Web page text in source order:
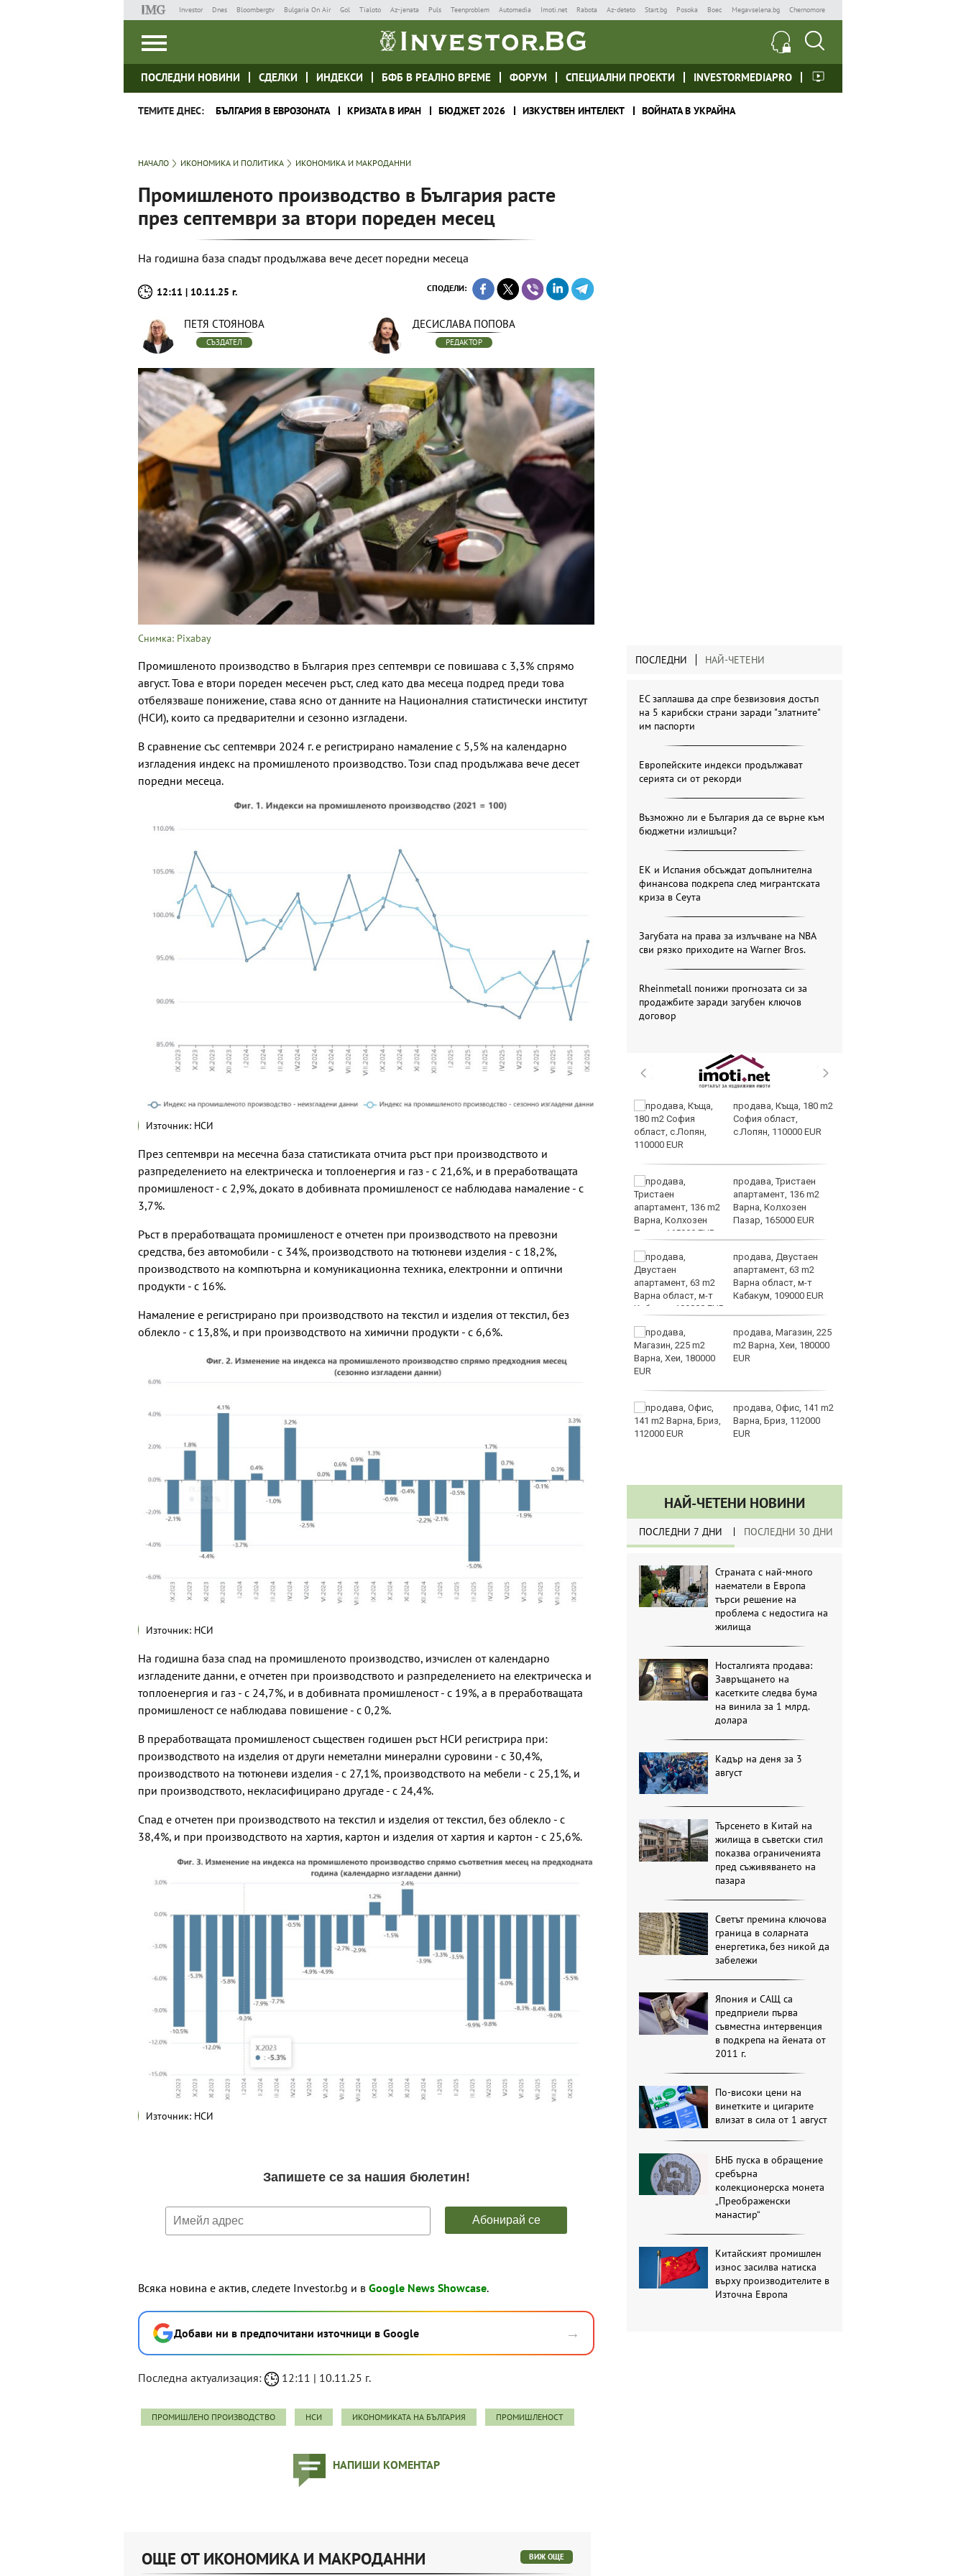
Investor Dnes Bloombergtv Bulgaria On Air Gol Tialoto Az-jenata Puls Teenproblem Automedia Imoti.net Rabota Az-deteto Start.bg Posoka Boec Megavselena.bg Chernomore
ПОСЛЕДНИ НОВИНИ СДЕЛКИ ИНДЕКСИ БФБ В РЕАЛНО ВРЕМЕ ФОРУМ СПЕЦИАЛНИ ПРОЕКТИ INVESTORMEDIAPRO
ТЕМИТЕ ДНЕС: БЪЛГАРИЯ В ЕВРОЗОНАТА КРИЗАТА В ИРАН БЮДЖЕТ 2026 ИЗКУСТВЕН ИНТЕЛЕКТ ВОЙНАТА В УКРАЙНА
НАЧАЛО ИКОНОМИКА И ПОЛИТИКА ИКОНОМИКА И МАКРОДАННИ
Промишленото производство в България расте
през септември за втори пореден месец
На годишна база спадът продължава вече десет поредни месеца
12:11 | 10.11.25 г. СПОДЕЛИ:
ПЕТЯ СТОЯНОВА
СЪЗДАТЕЛ
ДЕСИСЛАВА ПОПОВА
РЕДАКТОР
Снимка: Pixabay
Промишленото производство в България през септември се повишава с 3,3% спрямо
август. Това е втори пореден месечен ръст, след като два месеца подред преди това
отбелязваше понижение, става ясно от данните на Националния статистически институт
(НСИ), които са предварителни и сезонно изгладени.
В сравнение със септември 2024 г. е регистрирано намаление с 5,5% на календарно
изгладения индекс на промишленото производство. Този спад продължава вече десет
поредни месеца.
Източник: НСИ
През септември на месечна база статистиката отчита ръст при производството и
разпределението на електрическа и топлоенергия и газ - с 21,6%, и в преработващата
промишленост - с 2,9%, докато в добивната промишленост се наблюдава намаление - с
3,7%.
Ръст в преработващата промишленост е отчетен при производството на превозни
средства, без автомобили - с 34%, производството на тютюневи изделия - с 18,2%,
производството на компютърна и комуникационна техника, електронни и оптични
продукти - с 16%.
Намаление е регистрирано при производството на текстил и изделия от текстил, без
облекло - с 13,8%, и при производството на химични продукти - с 6,6%.
Източник: НСИ
На годишна база спад на промишленото производство, изчислен от календарно
изгладените данни, е отчетен при производството и разпределението на електрическа и
топлоенергия и газ - с 24,7%, и в добивната промишленост - с 19%, а в преработващата
промишленост се наблюдава повишение - с 0,2%.
В преработващата промишленост съществен годишен ръст НСИ регистрира при:
производството на изделия от други неметални минерални суровини - с 30,4%,
производството на тютюневи изделия - с 27,1%, производството на мебели - с 25,1%, и
при производството, некласифицирано другаде - с 24,4%.
Спад е отчетен при производството на текстил и изделия от текстил, без облекло - с
38,4%, и при производството на хартия, картон и изделия от хартия и картон - с 25,6%.
Източник: НСИ
Всяка новина е актив, следете Investor.bg и в Google News Showcase.
Добави ни в предпочитани източници в Google →
Последна актуализация: 12:11 | 10.11.25 г.
ПРОМИШЛЕНО ПРОИЗВОДСТВО НСИ ИКОНОМИКАТА НА БЪЛГАРИЯ ПРОМИШЛЕНОСТ
НАПИШИ КОМЕНТАР
ПОСЛЕДНИ НАЙ-ЧЕТЕНИ
ЕС заплашва да спре безвизовия достъп
на 5 карибски страни заради "златните"
им паспорти
Европейските индекси продължават
серията си от рекорди
Възможно ли е България да се върне към
бюджетни излишъци?
ЕК и Испания обсъждат допълнителна
финансова подкрепа след мигрантската
криза в Сеута
Загубата на права за излъчване на NBA
сви рязко приходите на Warner Bros.
Rheinmetall понижи прогнозата си за
продажбите заради загубен ключов
договор
Тъжна вест! Почина
4295 долара за унция
Във Варна наградиха
победителите в
Насар в историята
денонощна грижа за
продава, Къща, 180 m2
София област,
с.Лопян, 110000 EUR
продава, Тристаен
апартамент, 136 m2
Варна, Колхозен
Пазар, 165000 EUR
продава, Двустаен
апартамент, 63 m2
Варна област, м-т
Кабакум, 109000 EUR
продава, Магазин, 225
m2 Варна, Хеи, 180000
EUR
продава, Офис, 141 m2
Варна, Бриз, 112000
EUR
НАЙ-ЧЕТЕНИ НОВИНИ
ПОСЛЕДНИ 7 ДНИ ПОСЛЕДНИ 30 ДНИ
Страната с най-много
наематели в Европа
търси решение на
проблема с недостига на
жилища
Носталгията продава:
Завръщането на
касетките следва бума
на винила за 1 млрд.
долара
Кадър на деня за 3
август
Търсенето в Китай на
жилища в съветски стил
показва ограниченията
пред съживяването на
пазара
Светът премина ключова
граница в соларната
енергетика, без никой да
забележи
Япония и САЩ са
предприели първа
съвместна интервенция
в подкрепа на йената от
2011 г.
По-високи цени на
винетките и цигарите
влизат в сила от 1 август
БНБ пуска в обращение
сребърна
колекционерска монета
„Преображенски
манастир“
Китайският промишлен
износ засилва натиска
върху производителите в
Източна Европа
ОЩЕ ОТ ИКОНОМИКА И МАКРОДАННИ ВИЖ ОЩЕ